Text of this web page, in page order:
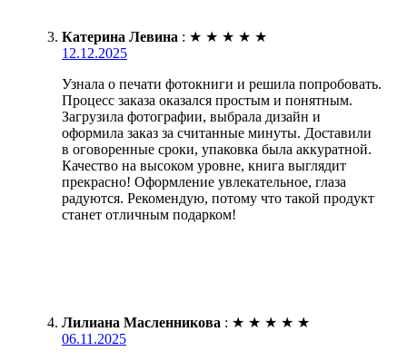
Катерина Левина : ★ ★ ★ ★ ★
12.12.2025
Узнала о печати фотокниги и решила попробовать.
Процесс заказа оказался простым и понятным.
Загрузила фотографии, выбрала дизайн и
оформила заказ за считанные минуты. Доставили
в оговоренные сроки, упаковка была аккуратной.
Качество на высоком уровне, книга выглядит
прекрасно! Оформление увлекательное, глаза
радуются. Рекомендую, потому что такой продукт
станет отличным подарком!
Лилиана Масленникова : ★ ★ ★ ★ ★
06.11.2025